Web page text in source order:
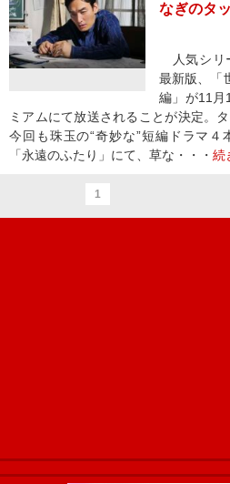
なぎのタ
人気シリ
最新版、「
編」が11月
ミアムにて放送されることが決定。
今回も珠玉の“奇妙な”短編ドラマ４
「永遠のふたり」にて、草な・・・ 続
1